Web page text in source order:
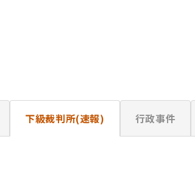
下級裁判所(速報) 行政事件